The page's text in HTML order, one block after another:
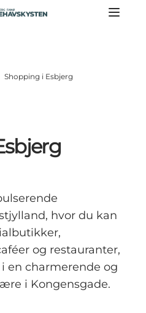
Shopping i Esbjerg
hvor du kan
og restauranter,
en charmerende og
i Kongensgade.